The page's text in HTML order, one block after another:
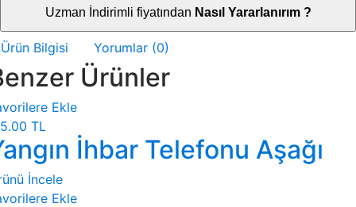
Uzman İndirimli fiyatından Nasıl Yararlanırım ?
Ürün Bilgisi Yorumlar (0)
Ürünler
Ekle
TL
İhbar Telefonu Aşağı
İncele
Ekle